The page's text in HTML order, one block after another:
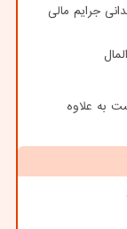
ستاد اجرائی فرمان امام در آزادی ۱۵۲۳ زندانی جرایم مالی
به علاوه